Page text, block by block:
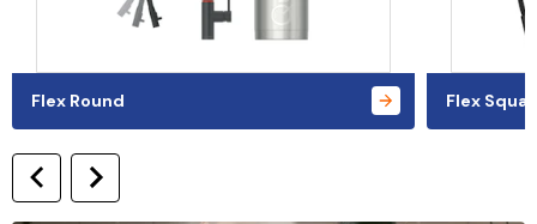
Flex Round Flex